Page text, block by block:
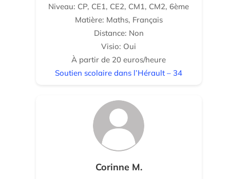
Niveau: CP, CE1, CE2, CM1, CM2, 6ème
Matière: Maths, Français
Distance: Non
Visio: Oui
À partir de 20 euros/heure
Soutien scolaire dans l’Hérault – 34
Corinne M.